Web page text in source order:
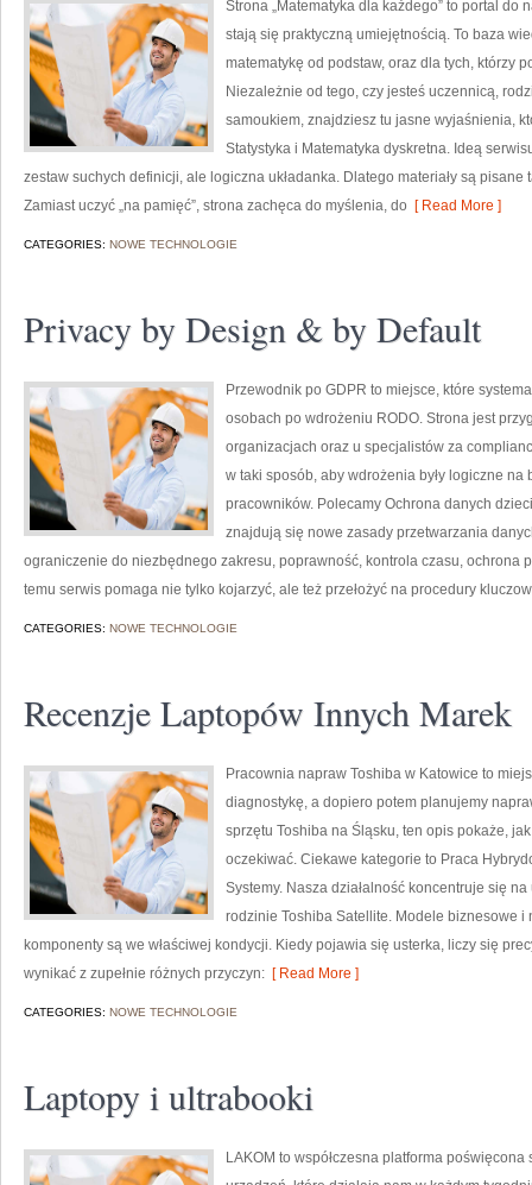
Strona „Matematyka dla każdego” to portal do
stają się praktyczną umiejętnością. To baza
matematykę od podstaw, oraz dla tych, którzy
Niezależnie od tego, czy jesteś uczennicą,
samoukiem, znajdziesz tu jasne wyjaśnienia,
Statystyka i Matematyka dyskretna. Ideą
zestaw suchych definicji, ale logiczna układanka. Dlatego materiały są pisane
Zamiast uczyć „na pamięć”, strona zachęca do myślenia, do [ Read More ]
CATEGORIES: NOWE TECHNOLOGIE
Privacy by Design & by Default
Przewodnik po GDPR to miejsce, które
osobach po wdrożeniu RODO. Strona jest
organizacjach oraz u specjalistów za
w taki sposób, aby wdrożenia były logiczne na
pracowników. Polecamy Ochrona danych
znajdują się nowe zasady przetwarzania
ograniczenie do niezbędnego zakresu, poprawność, kontrola czasu, ochrona
temu serwis pomaga nie tylko kojarzyć, ale też przełożyć na procedury
CATEGORIES: NOWE TECHNOLOGIE
Recenzje Laptopów Innych Marek
Pracownia napraw Toshiba w Katowice to
diagnostykę, a dopiero potem planujemy
sprzętu Toshiba na Śląsku, ten opis pokaże,
oczekiwać. Ciekawe kategorie to Praca
Systemy. Nasza działalność koncentruje się
rodzinie Toshiba Satellite. Modele biznesowe i
komponenty są we właściwej kondycji. Kiedy pojawia się usterka, liczy się
wynikać z zupełnie różnych przyczyn: [ Read More ]
CATEGORIES: NOWE TECHNOLOGIE
Laptopy i ultrabooki
LAKOM to współczesna platforma